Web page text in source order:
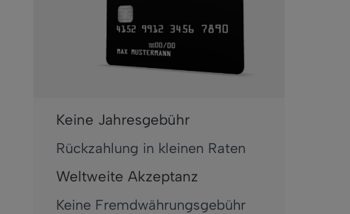
Keine Jahresgebühr
Rückzahlung in kleinen Raten
Weltweite Akzeptanz
Keine Fremdwährungsgebühr